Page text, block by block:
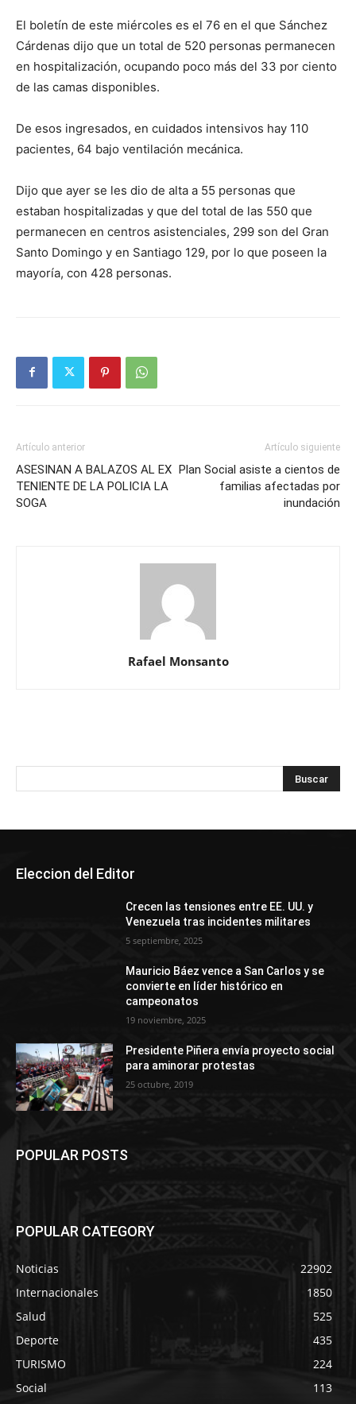
El boletín de este miércoles es el 76 en el que Sánchez
Cárdenas dijo que un total de 520 personas permanecen
en hospitalización, ocupando poco más del 33 por ciento
de las camas disponibles.
De esos ingresados, en cuidados intensivos hay 110
pacientes, 64 bajo ventilación mecánica.
Dijo que ayer se les dio de alta a 55 personas que
estaban hospitalizadas y que del total de las 550 que
permanecen en centros asistenciales, 299 son del Gran
Santo Domingo y en Santiago 129, por lo que poseen la
mayoría, con 428 personas.
Artículo anterior
ASESINAN A BALAZOS AL EX
TENIENTE DE LA POLICIA LA
SOGA
Artículo siguiente
Plan Social asiste a cientos de
familias afectadas por
inundación
Rafael Monsanto
Eleccion del Editor
Crecen las tensiones entre EE. UU. y
Venezuela tras incidentes militares
5 septiembre, 2025
Mauricio Báez vence a San Carlos y se
convierte en líder histórico en
campeonatos
19 noviembre, 2025
Presidente Piñera envía proyecto social
para aminorar protestas
25 octubre, 2019
POPULAR POSTS
POPULAR CATEGORY
Noticias
22902
Internacionales
1850
Salud
525
Deporte
435
TURISMO
224
Social
113